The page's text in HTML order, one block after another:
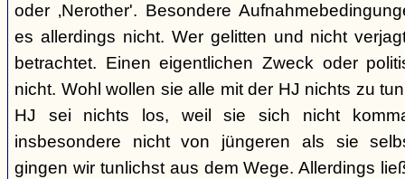
oder ‚Nerother'. Besondere
es allerdings nicht. Wer gelitten und nicht
betrachtet. Einen eigentlichen Zweck oder
nicht. Wohl wollen sie alle mit der HJ nichts zu
HJ sei nichts los, weil sie sich nicht
insbesondere nicht von jüngeren als sie
gingen wir tunlichst aus dem Wege. Allerdings